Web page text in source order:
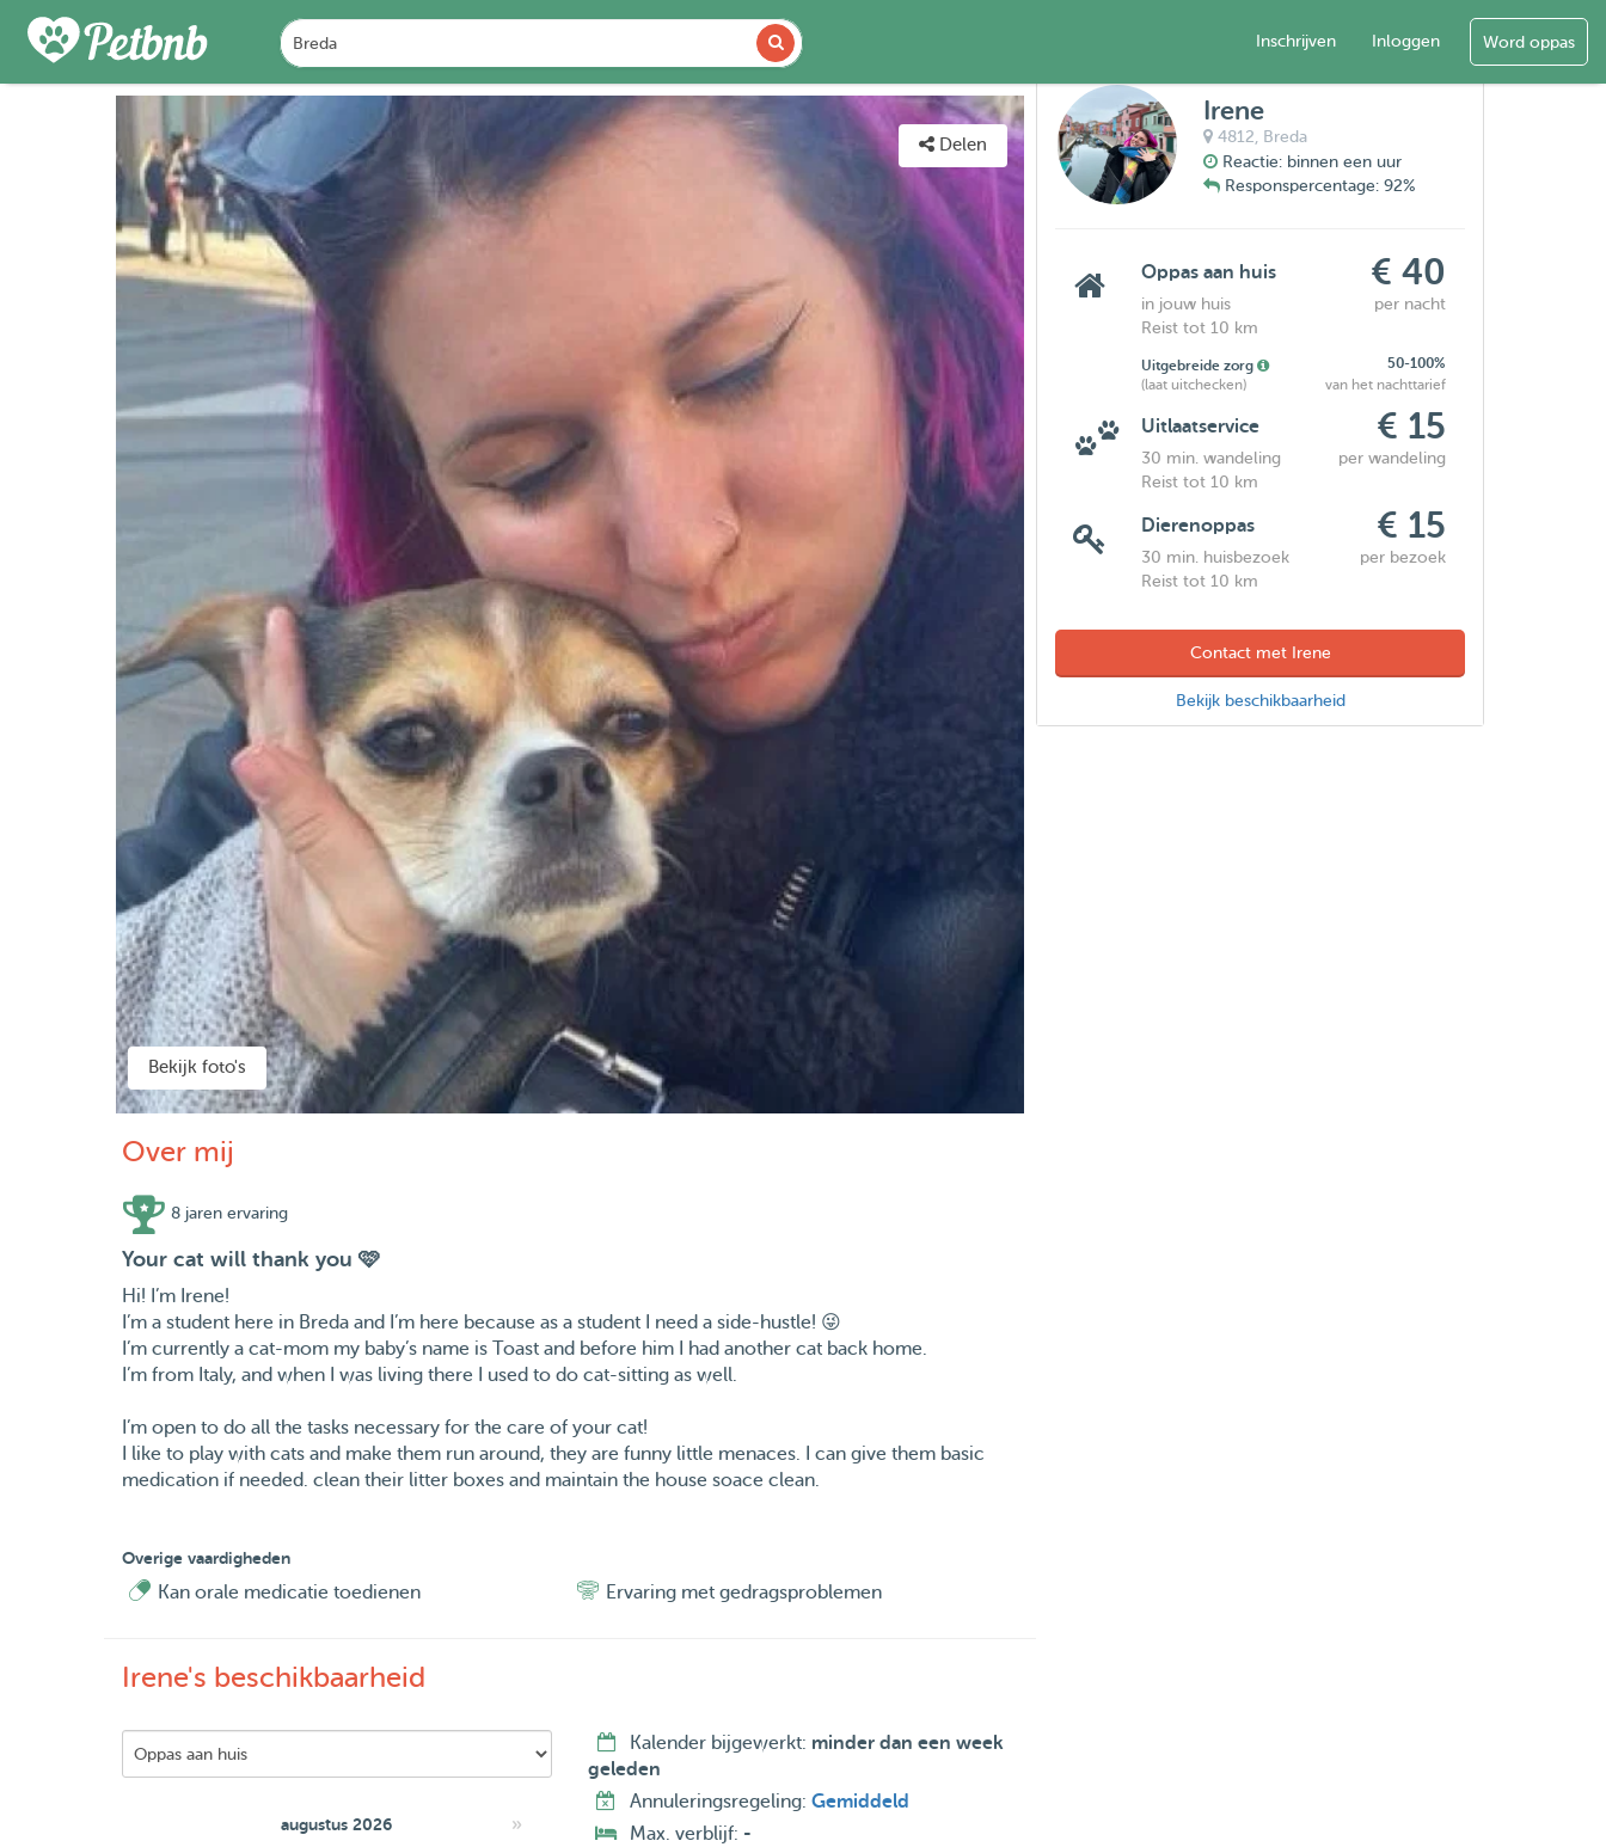
Inschrijven Inloggen Word oppas
BESCHIKBAARHEID
Delen
Bekijk foto's
Over mij
8 jaren ervaring
Your cat will thank you 🩷
Hi! I’m Irene!
I’m a student here in Breda and I’m here because as a student I need a side-hustle! 😜
I’m currently a cat-mom my baby’s name is Toast and before him I had another cat back home.
I’m from Italy, and when I was living there I used to do cat-sitting as well.
I’m open to do all the tasks necessary for the care of your cat!
I like to play with cats and make them run around, they are funny little menaces. I can give them basic
medication if needed. clean their litter boxes and maintain the house soace clean.
Overige vaardigheden
Kan orale medicatie toedienen Ervaring met gedragsproblemen
Irene's beschikbaarheid
augustus 2026 »
Kalender bijgewerkt: minder dan een week
geleden
Annuleringsregeling: Gemiddeld
Max. verblijf: -
Irene
4812, Breda
Reactie: binnen een uur
Responspercentage: 92%
Oppas aan huis € 40
in jouw huis
per nacht
Reist tot 10 km
Uitgebreide zorg
50-100%
(laat uitchecken)
van het nachttarief
Uitlaatservice € 15
30 min. wandeling
per wandeling
Reist tot 10 km
Dierenoppas € 15
30 min. huisbezoek
per bezoek
Reist tot 10 km
Contact met Irene
Bekijk beschikbaarheid